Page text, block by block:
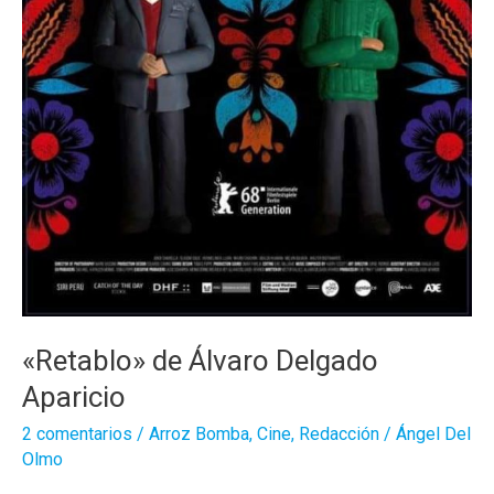
«Retablo» de Álvaro Delgado
Aparicio
2 comentarios / Arroz Bomba, Cine, Redacción / Ángel Del
Olmo